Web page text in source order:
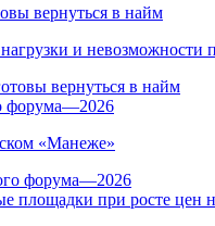
вернуться в найм
и невозможности
форума—2026
«Манеже»
площадки при росте цен